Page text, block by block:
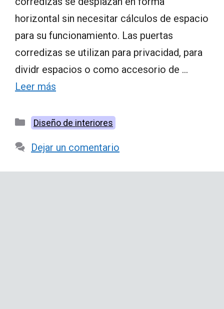
horizontal sin necesitar cálculos de espacio
para su funcionamiento. Las puertas
corredizas se utilizan para privacidad, para
dividr espacios o como accesorio de …
Leer más
Categorías
Diseño de interiores
Dejar un comentario